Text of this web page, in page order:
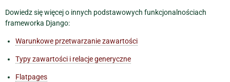
Dowiedz się więcej o innych podstawowych funkcjonalnościach
frameworka Django:
Warunkowe przetwarzanie zawartości
Typy zawartości i relacje generyczne
Flatpages